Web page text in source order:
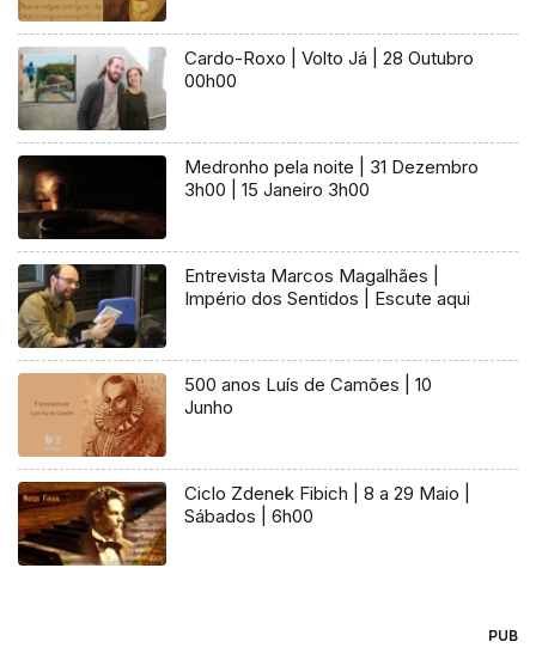
Cardo-Roxo | Volto Já | 28 Outubro
00h00
Medronho pela noite | 31 Dezembro
3h00 | 15 Janeiro 3h00
Entrevista Marcos Magalhães |
Império dos Sentidos | Escute aqui
500 anos Luís de Camões | 10
Junho
Ciclo Zdenek Fibich | 8 a 29 Maio |
Sábados | 6h00
PUB